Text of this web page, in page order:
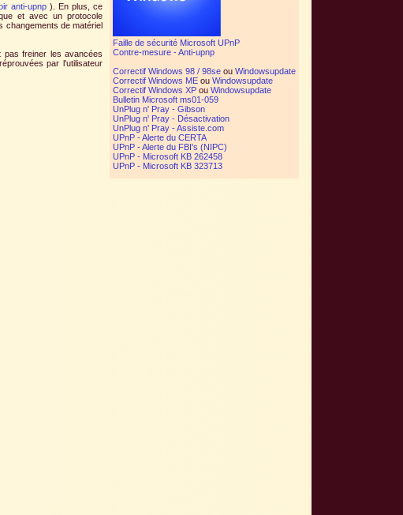
Faille de sécurité Microsoft UPnP
Contre-mesure - Anti-upnp
Correctif Windows 98 / 98se ou Windowsupdate
Correctif Windows ME ou Windowsupdate
Correctif Windows XP ou Windowsupdate
Bulletin Microsoft ms01-059
UnPlug n' Pray - Gibson
UnPlug n' Pray - Désactivation
UnPlug n' Pray - Assiste.com
UPnP - Alerte du CERTA
UPnP - Alerte du FBI's (NIPC)
UPnP - Microsoft KB 262458
UPnP - Microsoft KB 323713
anti-upnp). En plus, ce
et avec un protocole
changements de matériel
pas freiner les avancées
par l'utilisateur